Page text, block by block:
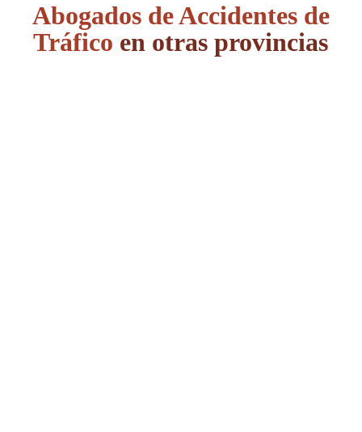
Abogados de Accidentes de
Tráfico en otras provincias